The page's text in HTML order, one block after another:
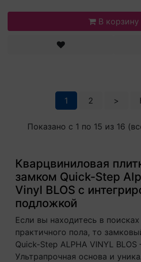
В корзину
1 2 >
Показано с 1 по 15 из 16
Кварцвиниловая
замком Quick-Step
Vinyl BLOS с
подложкой
Если вы находитесь в
практичного пола, то
Quick-Step ALPHA VINYL
Ультрапрочная основа и